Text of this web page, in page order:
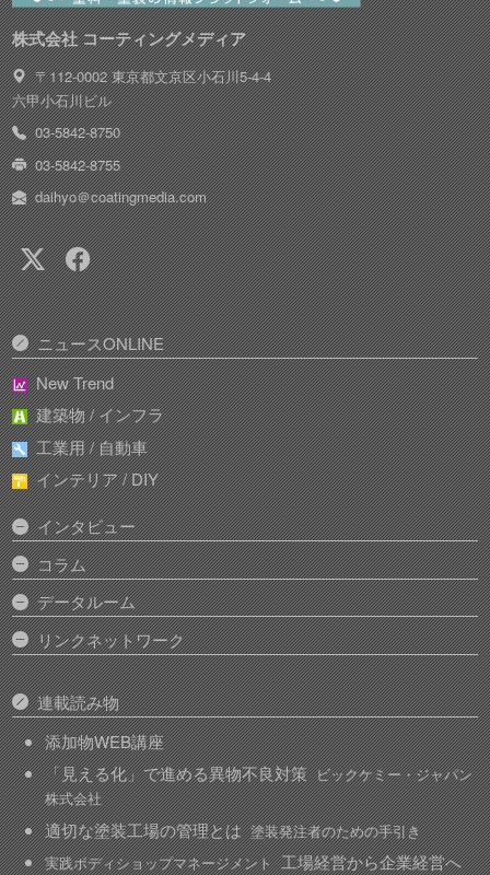
株式会社 コーティングメディア
〒112-0002 東京都文京区小石川5-4-4
六甲小石川ビル
03-5842-8750
03-5842-8755
daihyo＠coatingmedia.com
ニュースONLINE
New Trend
建築物 / インフラ
工業用 / 自動車
インテリア / DIY
インタビュー
コラム
データルーム
リンクネットワーク
連載読み物
添加物WEB講座
「見える化」で進める異物不良対策 ビックケミー・ジャパン
株式会社
適切な塗装工場の管理とは 塗装発注者のための手引き
実践ボディショップマネージメント 工場経営から企業経営へ